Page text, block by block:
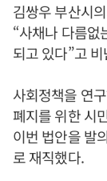
김쌍우 부산시
“사채나 다름없
되고 있다”고
사회정책을 연
폐지를 위한 시
이번 법안을 발
로 재직했다.